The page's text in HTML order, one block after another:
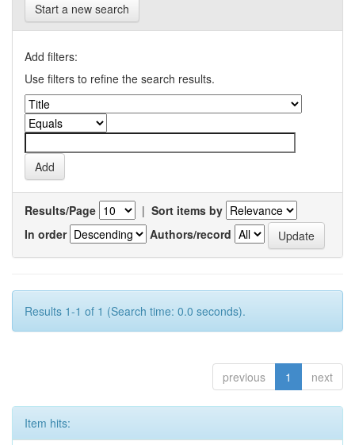
Start a new search
Add filters:
Use filters to refine the search results.
Results/Page | Sort items by
In order
Authors/record
Results 1-1 of 1 (Search time: 0.0 seconds).
previous 1 next
Item hits: